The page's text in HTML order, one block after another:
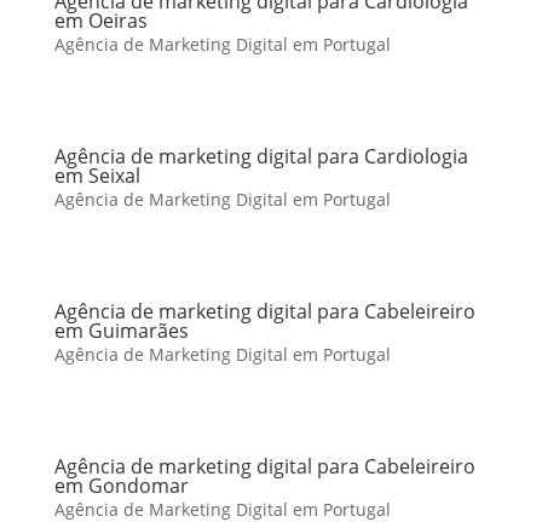
em Oeiras
Agência de Marketing Digital em Portugal
Agência de marketing digital para Cardiologia
em Seixal
Agência de Marketing Digital em Portugal
Agência de marketing digital para Cabeleireiro
em Guimarães
Agência de Marketing Digital em Portugal
Agência de marketing digital para Cabeleireiro
em Gondomar
Agência de Marketing Digital em Portugal